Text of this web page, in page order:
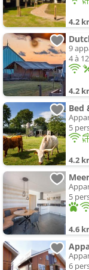
4.2
9
4 à
4.2
Bed
5
4.2
5
4.6
6